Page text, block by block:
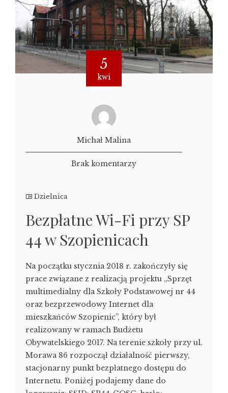
5
kwi
Michał Malina
Brak komentarzy
Dzielnica
Bezpłatne Wi-Fi przy SP
44 w Szopienicach
Na początku stycznia 2018 r. zakończyły się
prace związane z realizacją projektu „Sprzęt
multimedialny dla Szkoły Podstawowej nr 44
oraz bezprzewodowy Internet dla
mieszkańców Szopienic”, który był
realizowany w ramach Budżetu
Obywatelskiego 2017. Na terenie szkoły przy ul.
Morawa 86 rozpoczął działalność pierwszy,
stacjonarny punkt bezpłatnego dostępu do
Internetu. Poniżej podajemy dane do